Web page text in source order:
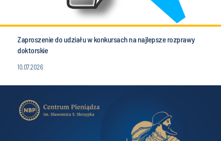
Zaproszenie do udziału w konkursach na najlepsze rozprawy
doktorskie
10.07.2026